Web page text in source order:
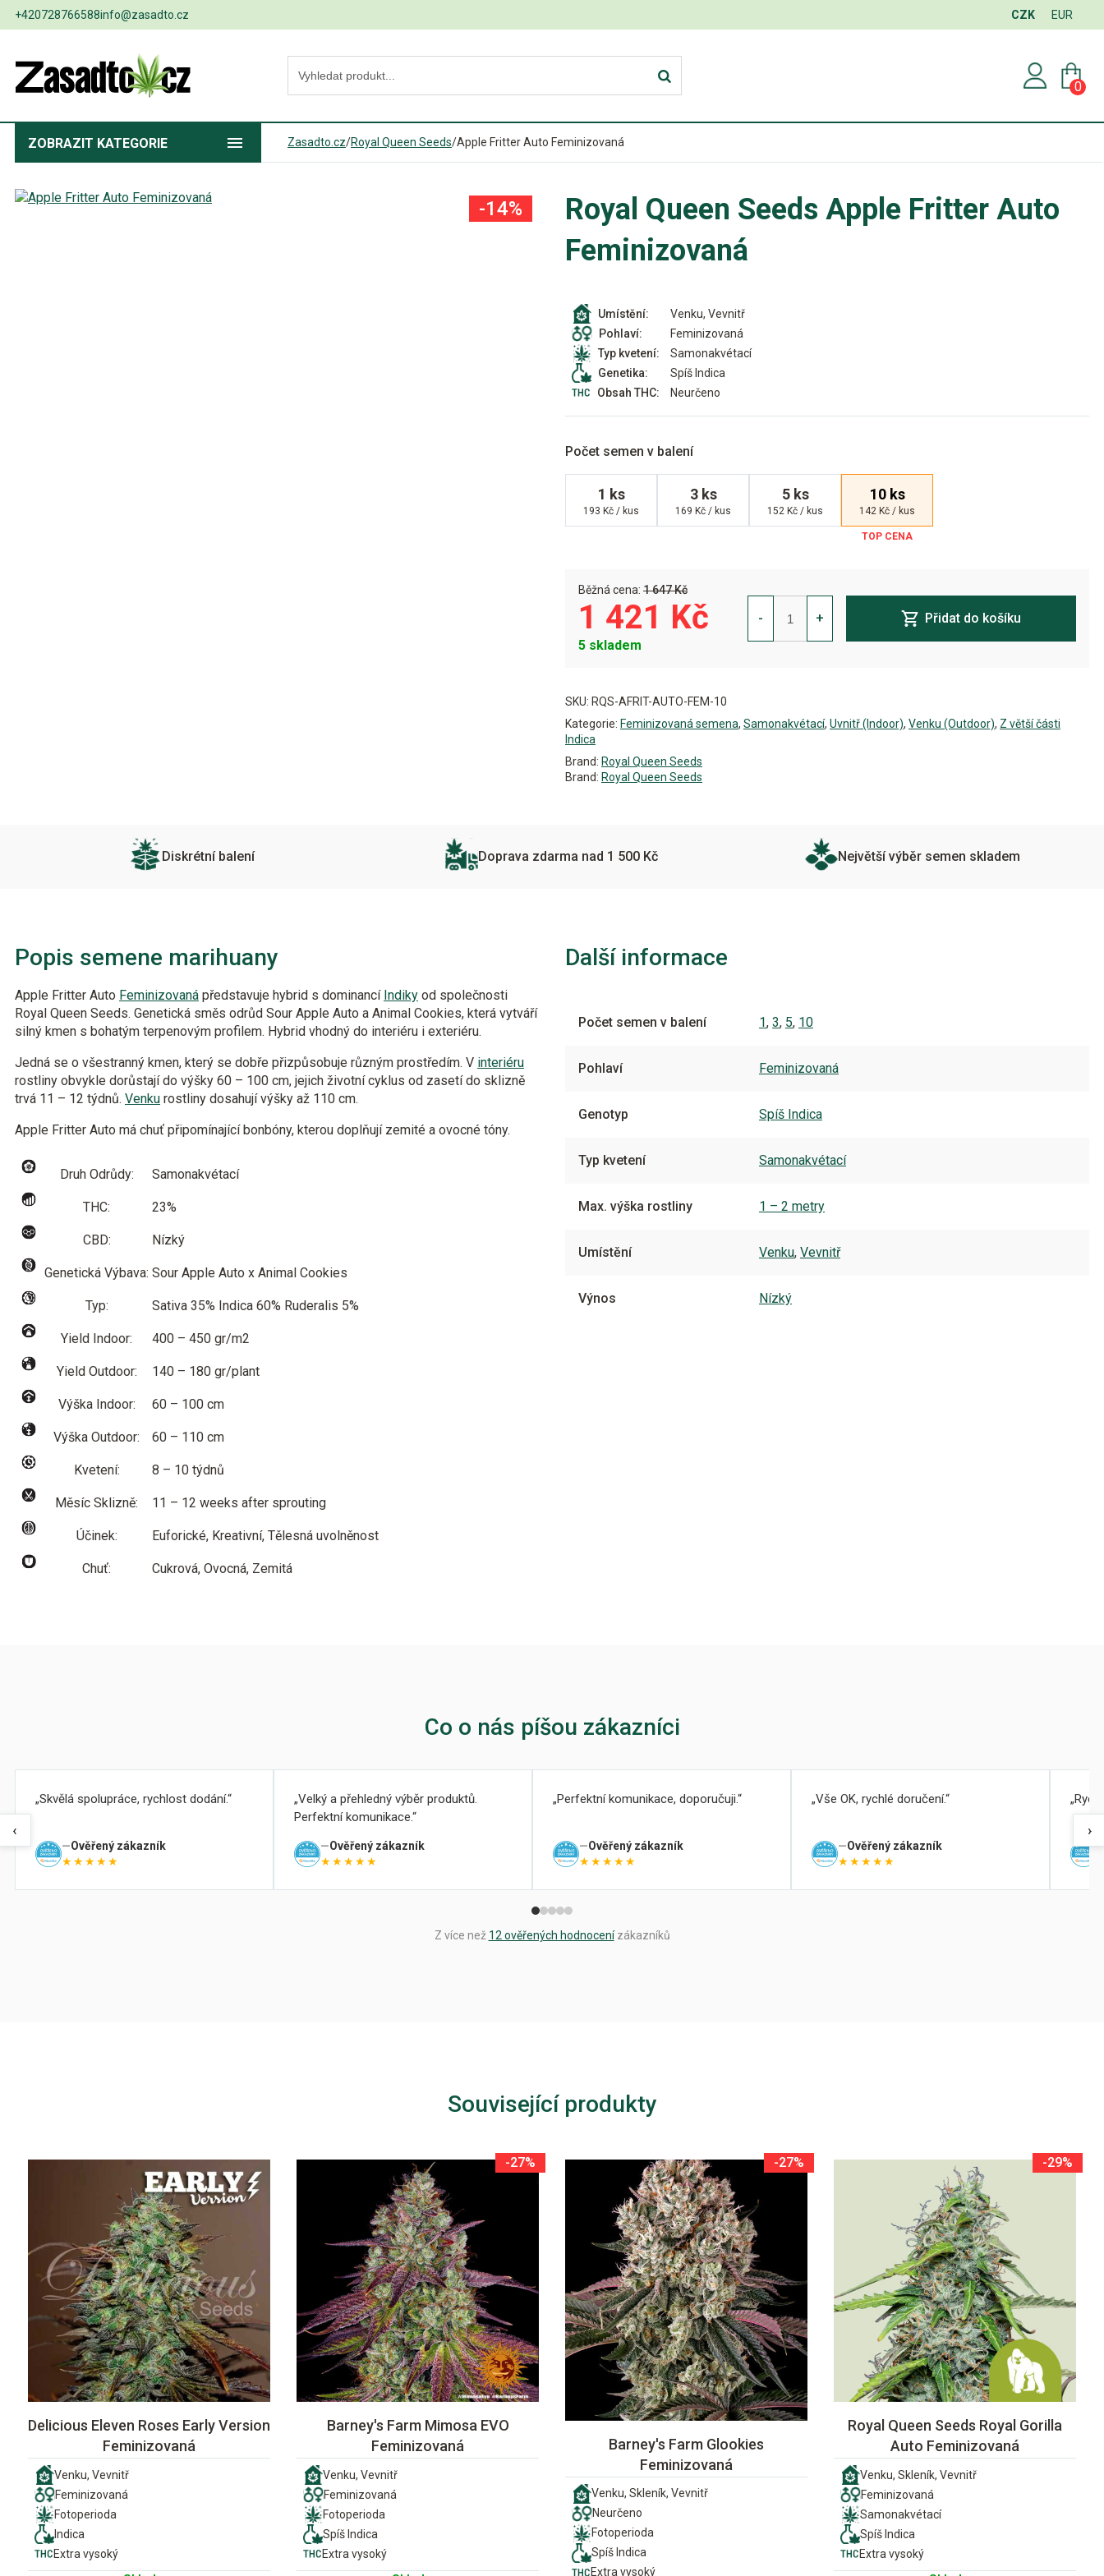
+420728766588info@zasadto.cz CZK EUR
0
ZOBRAZIT KATEGORIE Zasadto.cz/Royal Queen Seeds/Apple Fritter Auto Feminizovaná
Royal Queen Seeds Apple Fritter Auto
Feminizovaná
Umístění:
Venku, Vevnitř
Pohlaví:
Feminizovaná
Typ kvetení:
Samonakvétací
Genetika:
Spíš Indica
Obsah THC:
Neurčeno
Počet semen v balení
1 ks
193 Kč / kus
3 ks
169 Kč / kus
5 ks
152 Kč / kus
10 ks
142 Kč / kus
Běžná cena: 1 647 Kč
-14%
1 421 Kč
5 skladem
-
Apple
Fritter
Auto
Feminizovaná
+ Přidat do košíku
SKU: RQS-AFRIT-AUTO-FEM-10
Kategorie: Feminizovaná semena, Samonakvétací, Uvnitř (Indoor), Venku (Outdoor), Z větší části
Indica
Brand: Royal Queen Seeds
Brand: Royal Queen Seeds
Diskrétní balení Doprava zdarma nad 1 500 Kč Největší výběr semen skladem
Popis semene marihuany
Apple Fritter Auto Feminizovaná představuje hybrid s dominancí Indiky od společnosti
Royal Queen Seeds. Genetická směs odrůd Sour Apple Auto a Animal Cookies, která vytváří
silný kmen s bohatým terpenovým profilem. Hybrid vhodný do interiéru i exteriéru.
Jedná se o všestranný kmen, který se dobře přizpůsobuje různým prostředím. V interiéru
rostliny obvykle dorůstají do výšky 60 – 100 cm, jejich životní cyklus od zasetí do sklizně
trvá 11 – 12 týdnů. Venku rostliny dosahují výšky až 110 cm.
Apple Fritter Auto má chuť připomínající bonbóny, kterou doplňují zemité a ovocné tóny.
Druh Odrůdy: Samonakvétací
THC: 23%
CBD: Nízký
Genetická Výbava: Sour Apple Auto x Animal Cookies
Typ: Sativa 35% Indica 60% Ruderalis 5%
Yield Indoor: 400 – 450 gr/m2
Yield Outdoor: 140 – 180 gr/plant
Výška Indoor: 60 – 100 cm
Výška Outdoor: 60 – 110 cm
Kvetení: 8 – 10 týdnů
Měsíc Sklizně: 11 – 12 weeks after sprouting
Účinek: Euforické, Kreativní, Tělesná uvolněnost
Chuť: Cukrová, Ovocná, Zemitá
Další informace
Počet semen v balení 1, 3, 5, 10
Pohlaví Feminizovaná
Genotyp Spíš Indica
Typ kvetení Samonakvétací
Max. výška rostliny 1 – 2 metry
Umístění Venku, Vevnitř
Výnos Nízký
Co o nás píšou zákazníci
‹
Skvělá spolupráce, rychlost dodání.
Ověřený zákazník
★★★★★
Velký a přehledný výběr produktů.
Perfektní komunikace.
Ověřený zákazník
★★★★★
Perfektní komunikace, doporučuji.
Ověřený zákazník
★★★★★
Vše OK, rychlé doručení.
Ověřený zákazník
★★★★★
›
Z více než 12 ověřených hodnocenízákazníků
Související produkty
Delicious Eleven Roses Early Version
Feminizovaná
Venku, Vevnitř
Feminizovaná
Fotoperioda
Indica
Extra vysoký
-27%
Barney's Farm Mimosa EVO
Feminizovaná
Venku, Vevnitř
Feminizovaná
Fotoperioda
Spíš Indica
Extra vysoký
-27%
Barney's Farm Glookies
Feminizovaná
Venku, Skleník, Vevnitř
Neurčeno
Fotoperioda
Spíš Indica
Extra vysoký
-29%
Royal Queen Seeds Royal Gorilla
Auto Feminizovaná
Venku, Skleník, Vevnitř
Feminizovaná
Samonakvétací
Spíš Indica
Extra vysoký